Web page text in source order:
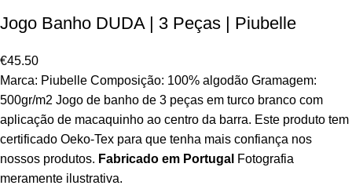
Jogo Banho DUDA | 3 Peças | Piubelle
€45.50
Marca: Piubelle Composição: 100% algodão Gramagem:
500gr/m2 Jogo de banho de 3 peças em turco branco com
aplicação de macaquinho ao centro da barra. Este produto tem
certificado Oeko-Tex para que tenha mais confiança nos
nossos produtos. Fabricado em Portugal Fotografia
meramente ilustrativa.